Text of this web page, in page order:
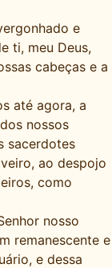
e
ti, meu Deus,
cabeças e a
até agora, a
nossos
sacerdotes
ao despojo
como
nosso
remanescente e
e dessa